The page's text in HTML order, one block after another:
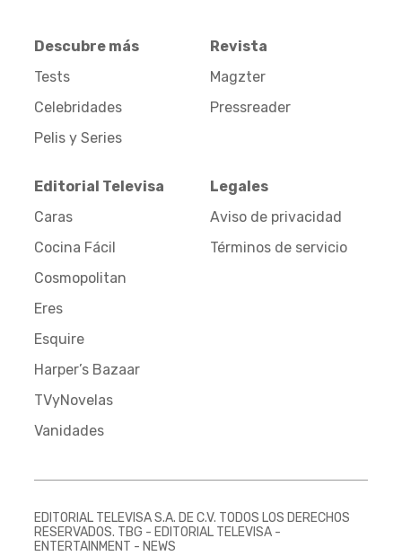
Descubre más
Tests
Celebridades
Pelis y Series
Revista
Magzter
Pressreader
Editorial Televisa
Caras
Cocina Fácil
Cosmopolitan
Eres
Esquire
Harper’s Bazaar
TVyNovelas
Vanidades
Legales
Aviso de privacidad
Términos de servicio
EDITORIAL TELEVISA S.A. DE C.V. TODOS LOS DERECHOS
RESERVADOS. TBG - EDITORIAL TELEVISA -
ENTERTAINMENT - NEWS